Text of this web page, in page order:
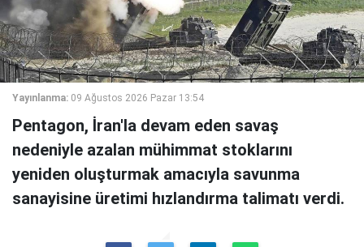
Yayınlanma: 09 Ağustos 2026 Pazar 13:54
Pentagon, İran'la devam eden savaş
nedeniyle azalan mühimmat stoklarını
yeniden oluşturmak amacıyla savunma
sanayisine üretimi hızlandırma talimatı verdi.